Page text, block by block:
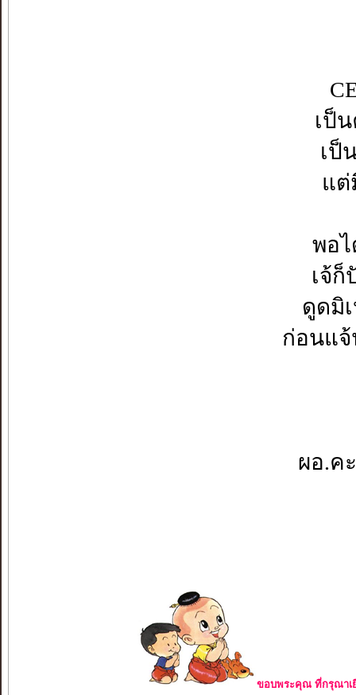
เป็
เป็
แต่
พอ
เจ้
ดูดมิ
ก่อนแจ้
ผอ.ค
ขอบพระคุณ ที่กรุณาเ